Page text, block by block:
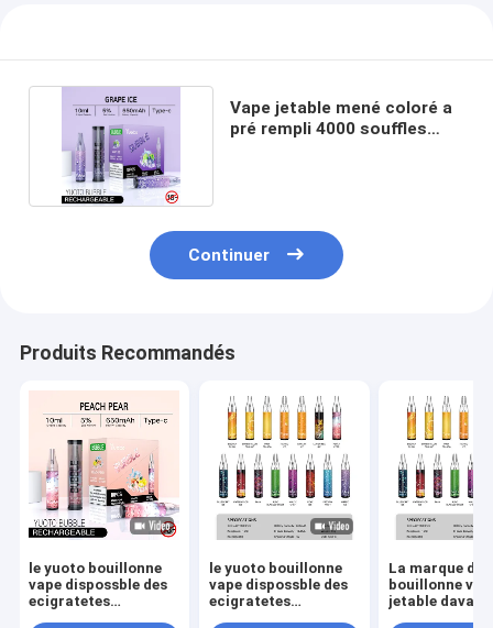
Vape jetable mené coloré a
pré rempli 4000 souffles
Continuer
Produits Recommandés
le yuoto bouillonne
vape dispossble des
ecigratetes
le yuoto bouillonne
vape dispossble des
ecigratetes
La marque de
bouillonne
jetable